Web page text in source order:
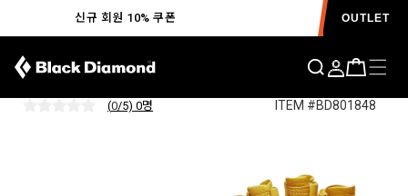
신규 회원 10% 쿠폰 OUTLET
스톤 글러브
(0/5) 0명 ITEM #BD801848